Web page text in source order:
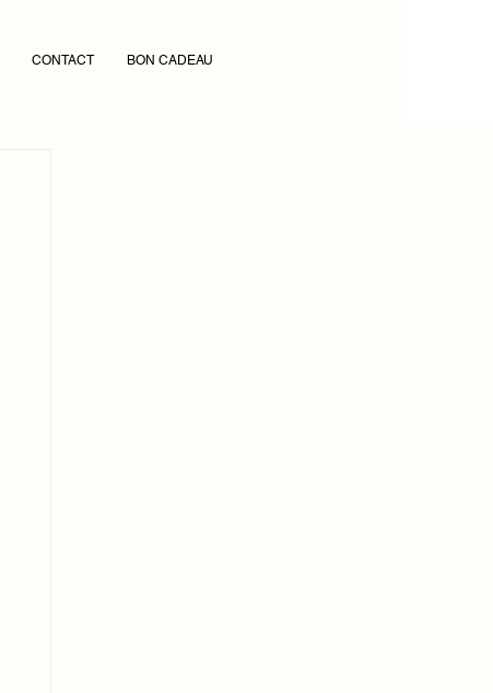
CONTACT BON CADEAU